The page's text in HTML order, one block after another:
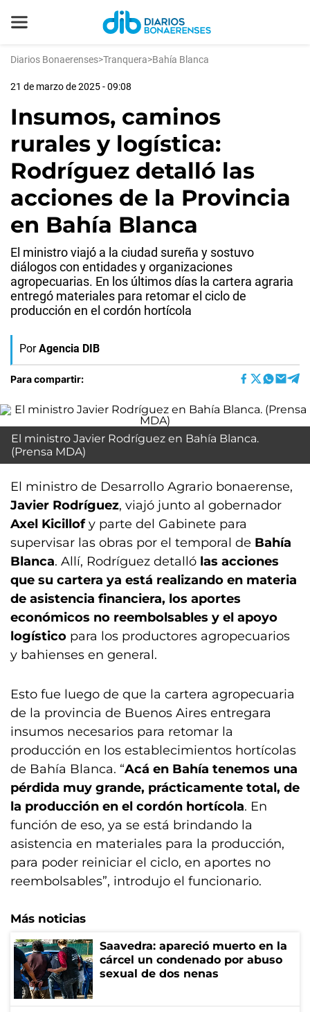
Diarios Bonaerenses>Tranquera>Bahía Blanca
21 de marzo de 2025 - 09:08
Insumos, caminos
rurales y logística:
Rodríguez detalló las
acciones de la Provincia
en Bahía Blanca
El ministro viajó a la ciudad sureña y sostuvo
diálogos con entidades y organizaciones
agropecuarias. En los últimos días la cartera agraria
entregó materiales para retomar el ciclo de
producción en el cordón hortícola
Por Agencia DIB
Para compartir:
El ministro Javier Rodríguez en Bahía Blanca.
(Prensa MDA)
El ministro de Desarrollo Agrario bonaerense,
Javier Rodríguez, viajó junto al gobernador
Axel Kicillofy parte del Gabinete para
supervisar las obras por el temporal de Bahía
Blanca. Allí, Rodríguez detalló las acciones
que su cartera ya está realizando en materia
de asistencia financiera, los aportes
económicos no reembolsables y el apoyo
logístico para los productores agropecuarios
y bahienses en general.
Esto fue luego de que la cartera agropecuaria
de la provincia de Buenos Aires entregara
insumos necesarios para retomar la
producción en los establecimientos hortícolas
de Bahía Blanca. “Acá en Bahía tenemos una
pérdida muy grande, prácticamente total, de
la producción en el cordón hortícola. En
función de eso, ya se está brindando la
asistencia en materiales para la producción,
para poder reiniciar el ciclo, en aportes no
reembolsables”, introdujo el funcionario.
Más noticias
Saavedra: apareció muerto en la
cárcel un condenado por abuso
sexual de dos nenas